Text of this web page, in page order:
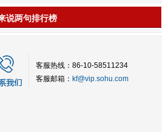
说两句排行榜
客服热线：86-10-58511234
客服邮箱： kf@vip.sohu.com